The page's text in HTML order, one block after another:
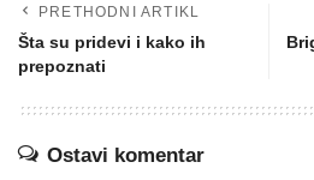
PRETHODNI ARTIKL
Šta su pridevi i kako ih
prepoznati
Ostavi komentar